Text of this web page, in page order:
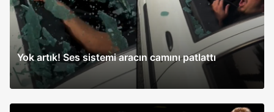
Yok artık! Ses sistemi aracın camını patlattı